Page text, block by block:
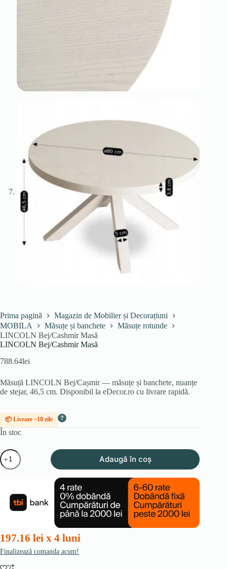
Prima pagină
Magazin de Mobilier și Decorațiuni
MOBILA
Măsuțe și banchete
Măsuțe rotunde
LINCOLN Bej/Cashmir Masă
LINCOLN Bej/Cashmir Masă
788.64lei
Măsuță LINCOLN Bej/Cașmir — măsuțe și banchete, nuanțe
de stejar, 46,5 cm. Disponibil la eDecor.ro cu livrare rapidă.
📦 Livrare ~10 zile ?
În stoc
Cantitate
LINCOLN
Bej/Cashmir
Adaugă în coș
197.16 lei x 4 luni
Finalizează comanda acum!